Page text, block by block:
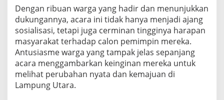
Dengan ribuan warga yang hadir dan menunjukkan
dukungannya, acara ini tidak hanya menjadi ajang
sosialisasi, tetapi juga cerminan tingginya harapan
masyarakat terhadap calon pemimpin mereka.
Antusiasme warga yang tampak jelas sepanjang
acara menggambarkan keinginan mereka untuk
melihat perubahan nyata dan kemajuan di
Lampung Utara.